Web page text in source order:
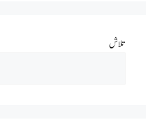
تلاش